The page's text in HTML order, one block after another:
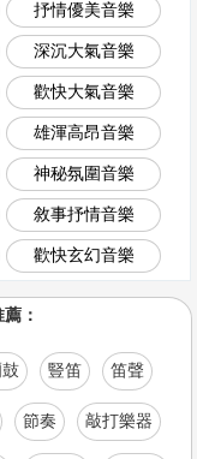
抒情優美音樂
深沉大氣音樂
歡快大氣音樂
雄渾高昂音樂
神秘氛圍音樂
敘事抒情音樂
歡快玄幻音樂
：
豎笛 笛聲
節奏 敲打樂器